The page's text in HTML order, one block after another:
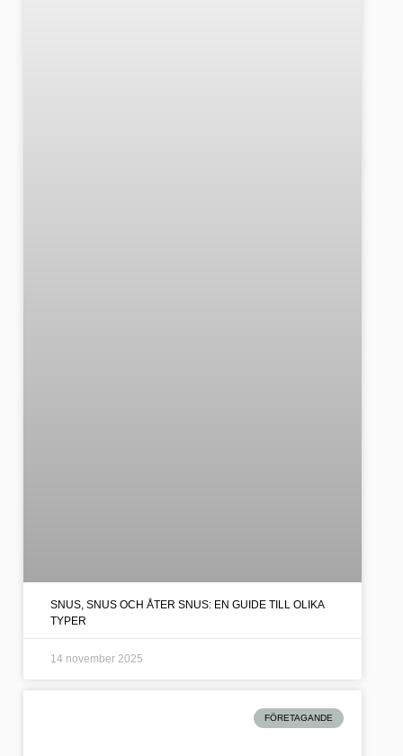
SNUS, SNUS OCH ÅTER SNUS: EN GUIDE TILL OLIKA
TYPER
14 november 2025
FÖRETAGANDE